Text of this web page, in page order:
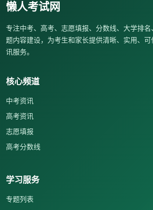
懒人考试网
专注中考、高考、志愿填报、分数线、大学排
题内容建设，为考生和家长提供清晰、实用、
讯服务。
核心频道
中考资讯
高考资讯
志愿填报
高考分数线
学习服务
专题列表